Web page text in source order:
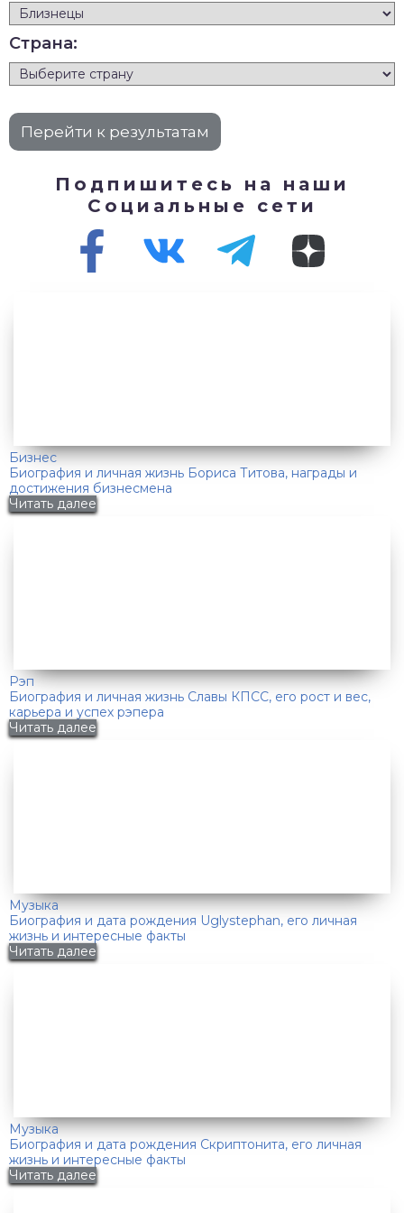
Страна:
Подпишитесь на наши
Социальные сети
Бизнес
Биография и личная жизнь Бориса Титова, награды и
достижения бизнесмена
Читать далее
Рэп
Биография и личная жизнь Славы КПСС, его рост и вес,
карьера и успех рэпера
Читать далее
Музыка
Биография и дата рождения Uglystephan, его личная
жизнь и интересные факты
Читать далее
Музыка
Биография и дата рождения Скриптонита, его личная
жизнь и интересные факты
Читать далее